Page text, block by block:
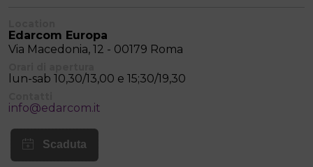
Edarcom Europa
Via Macedonia, 12 - 00179 Roma
lun-sab 10,30/13,00 e 15;30/19,30
info@edarcom.it